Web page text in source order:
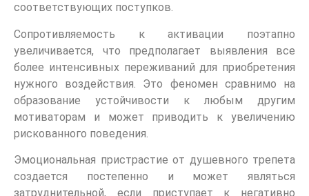
соответствующих поступков.
Сопротивляемость к активации поэтапно
увеличивается, что предполагает выявления все
более интенсивных переживаний для приобретения
нужного воздействия. Это феномен сравнимо на
образование устойчивости к любым другим
мотиваторам и может приводить к увеличению
рискованного поведения.
Эмоциональная пристрастие от душевного трепета
создается постепенно и может являться
затруднительной, если приступает к негативно